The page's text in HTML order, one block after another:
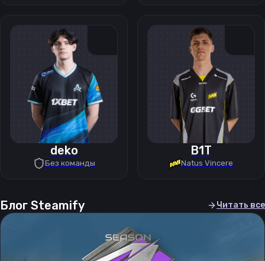
deko
Без команды
B1T
Natus Vincere
Блог Steamify Читать все